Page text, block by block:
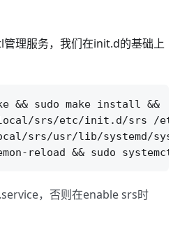
理服务，我们在init.d的基础上
&& sudo make install &&
srs/etc/init.d/srs /
srs/usr/lib/systemd/
，否则在enable srs时